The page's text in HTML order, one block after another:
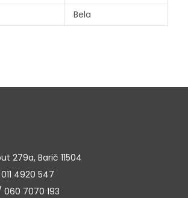
Bela
279a, Barič 11504
4920 547
060 7070 193